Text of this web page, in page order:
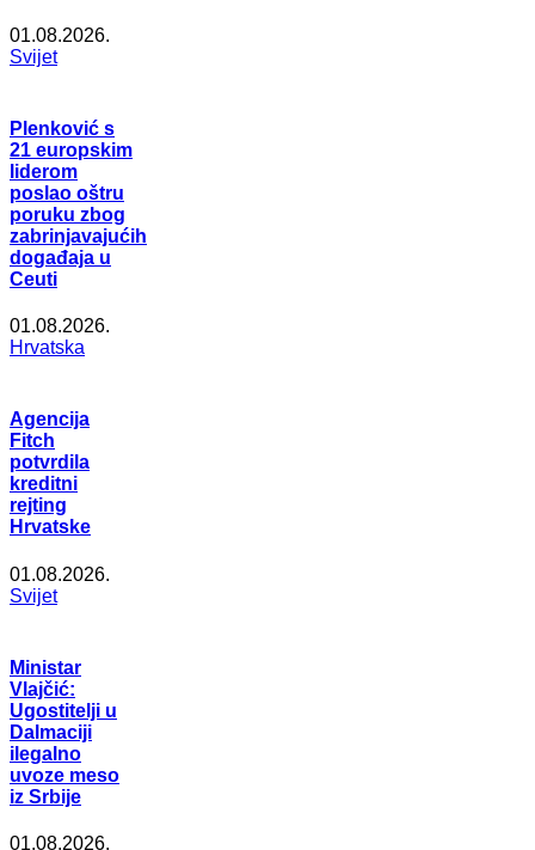
01.08.2026.
Svijet
Plenković s
21 europskim
liderom
poslao oštru
poruku zbog
zabrinjavajućih
događaja u
Ceuti
01.08.2026.
Hrvatska
Agencija
Fitch
potvrdila
kreditni
rejting
Hrvatske
01.08.2026.
Svijet
Ministar
Vlajčić:
Ugostitelji u
Dalmaciji
ilegalno
uvoze meso
iz Srbije
01.08.2026.